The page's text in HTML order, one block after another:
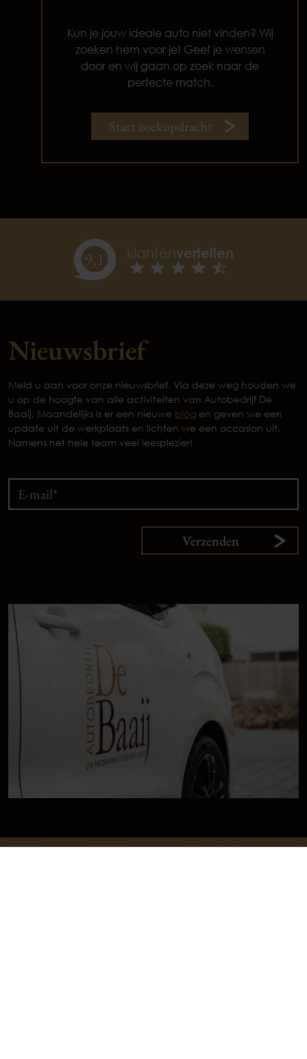
Kun je jouw ideale auto niet vinden? Wij
zoeken hem voor je! Geef je wensen
door en wij gaan op zoek naar de
perfecte match.
Start zoekopdracht
9,1 klantenvertellen
Nieuwsbrief
Meld u aan voor onze nieuwsbrief. Via deze weg houden we
u op de hoogte van alle activiteiten van Autobedrijf De
Baaij. Maandelijks is er een nieuwe blog en geven we een
update uit de werkplaats en lichten we een occasion uit.
Namens het hele team veel leesplezier!
Verzenden
klanten vertellen
Plan uw onderhoud